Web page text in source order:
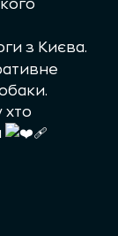
з Києва.
хто